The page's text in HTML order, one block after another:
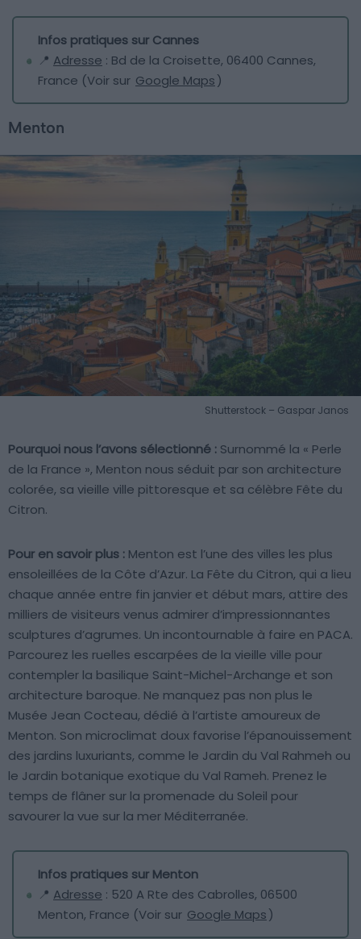
Infos pratiques sur Cannes
📍 Adresse : Bd de la Croisette, 06400 Cannes,
France (Voir sur Google Maps)
Menton
Shutterstock – Gaspar Janos
Pourquoi nous l’avons sélectionné : Surnommé la « Perle
de la France », Menton nous séduit par son architecture
colorée, sa vieille ville pittoresque et sa célèbre Fête du
Citron.
Pour en savoir plus : Menton est l’une des villes les plus
ensoleillées de la Côte d’Azur. La Fête du Citron, qui a lieu
chaque année entre fin janvier et début mars, attire des
milliers de visiteurs venus admirer d’impressionnantes
sculptures d’agrumes. Un incontournable à faire en PACA.
Parcourez les ruelles escarpées de la vieille ville pour
contempler la basilique Saint-Michel-Archange et son
architecture baroque. Ne manquez pas non plus le
Musée Jean Cocteau, dédié à l’artiste amoureux de
Menton. Son microclimat doux favorise l’épanouissement
des jardins luxuriants, comme le Jardin du Val Rahmeh ou
le Jardin botanique exotique du Val Rameh. Prenez le
temps de flâner sur la promenade du Soleil pour
savourer la vue sur la mer Méditerranée.
Infos pratiques sur Menton
📍 Adresse : 520 A Rte des Cabrolles, 06500
Menton, France (Voir sur Google Maps)